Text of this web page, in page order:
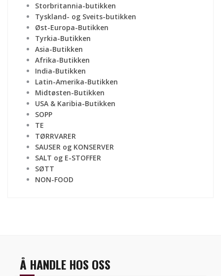
Storbritannia-butikken
Tyskland- og Sveits-butikken
Øst-Europa-Butikken
Tyrkia-Butikken
Asia-Butikken
Afrika-Butikken
India-Butikken
Latin-Amerika-Butikken
Midtøsten-Butikken
USA & Karibia-Butikken
SOPP
TE
TØRRVARER
SAUSER og KONSERVER
SALT og E-STOFFER
SØTT
NON-FOOD
Å HANDLE HOS OSS